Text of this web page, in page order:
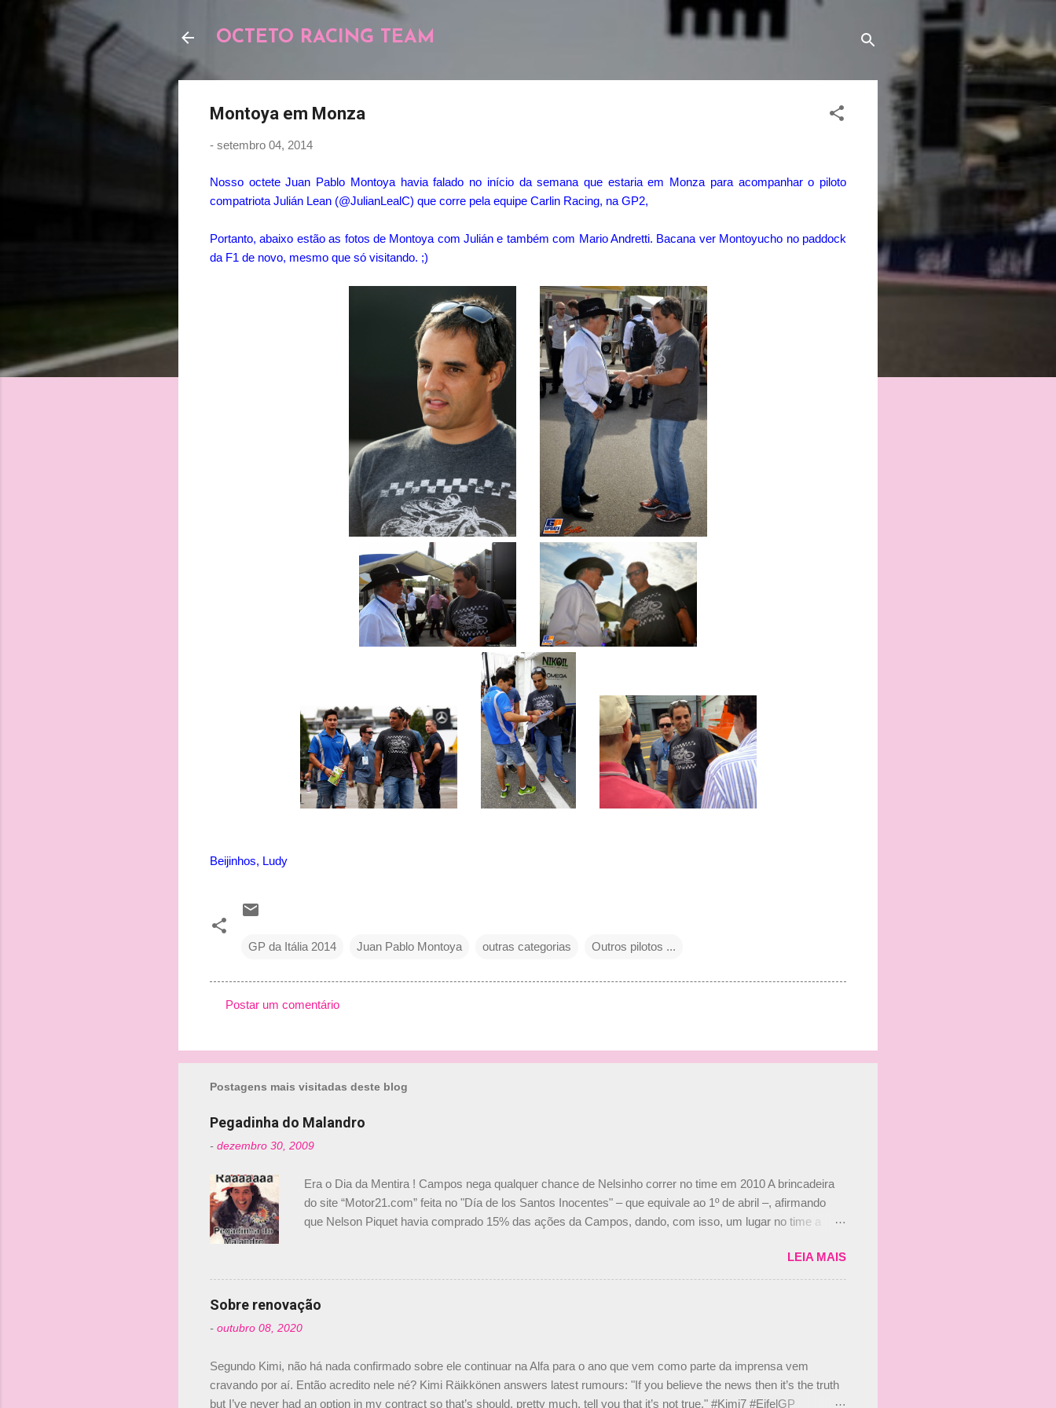
OCTETO RACING TEAM
Montoya em Monza
- setembro 04, 2014
Nosso octete Juan Pablo Montoya havia falado no início da semana que estaria em Monza para acompanhar o piloto
compatriota Julián Lean (@JulianLealC) que corre pela equipe Carlin Racing, na GP2,
Portanto, abaixo estão as fotos de Montoya com Julián e também com Mario Andretti. Bacana ver Montoyucho no paddock
da F1 de novo, mesmo que só visitando. ;)
Beijinhos, Ludy
GP da Itália 2014 Juan Pablo Montoya outras categorias Outros pilotos ...
m
e
t
á
r
i
o
s
Postar um comentário
Postagens mais visitadas deste blog
Pegadinha do Malandro
- dezembro 30, 2009
Era o Dia da Mentira ! Campos nega qualquer chance de Nelsinho correr no time em 2010 A brincadeira
do site “Motor21.com” feita no "Día de los Santos Inocentes" – que equivale ao 1º de abril –, afirmando
que Nelson Piquet havia comprado 15% das ações da Campos, dando, com isso, um lugar no time a
dirigente foi taxativo ao declarar que o brasileiro não será o companheiro de Bruno Senna em 2010. "Na
verdade, nós recebemos uma oferta de Piquet", admitiu Audetto. “Mas depois de ter assinado com Bruno
Senna, não podemos ter dois brasileiros”, explicou, dizendo ainda que não tem nada contra o filho do
LEIA MAIS
Sobre renovação
- outubro 08, 2020
Segundo Kimi, não há nada confirmado sobre ele continuar na Alfa para o ano que vem como parte da imprensa vem
cravando por aí. Então acredito nele né? Kimi Räikkönen answers latest rumours: "If you believe the news then it’s the truth
but I’ve never had an option in my contract so that’s should, pretty much, tell you that it’s not true." #Kimi7 #EifelGP